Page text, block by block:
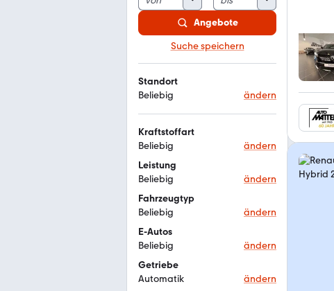
Angebote
Suche speichern
Standort
Beliebig
ändern
Kraftstoffart
Beliebig
ändern
Leistung
Beliebig
ändern
Fahrzeugtyp
Beliebig
ändern
E-Autos
Beliebig
ändern
Getriebe
Automatik
ändern